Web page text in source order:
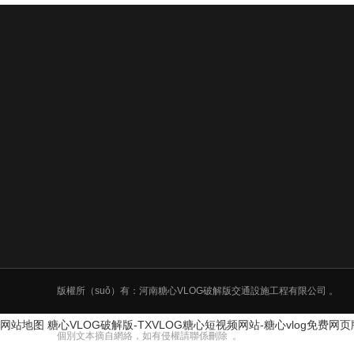
版權所（suǒ）有：河南糖心VLOG破解版交通設施工程有限公司 。
個別文本摘自網絡，如有侵權請聯係刪除 。
网站地图 糖心VLOG破解版-TXVLOG糖心短视频网站-糖心vlog免费网页